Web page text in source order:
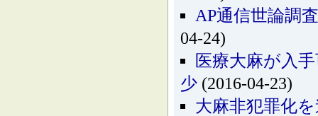
AP通信世論調
04-24)
医療大麻が入
少 (2016-04-23)
大麻非犯罪化